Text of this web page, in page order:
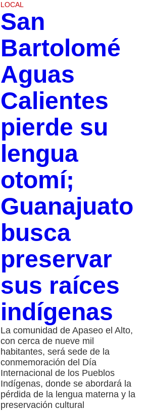
LOCAL
San
Bartolomé
Aguas
Calientes
pierde su
lengua
otomí;
Guanajuato
busca
preservar
sus raíces
indígenas
La comunidad de Apaseo el Alto,
con cerca de nueve mil
habitantes, será sede de la
conmemoración del Día
Internacional de los Pueblos
Indígenas, donde se abordará la
pérdida de la lengua materna y la
preservación cultural